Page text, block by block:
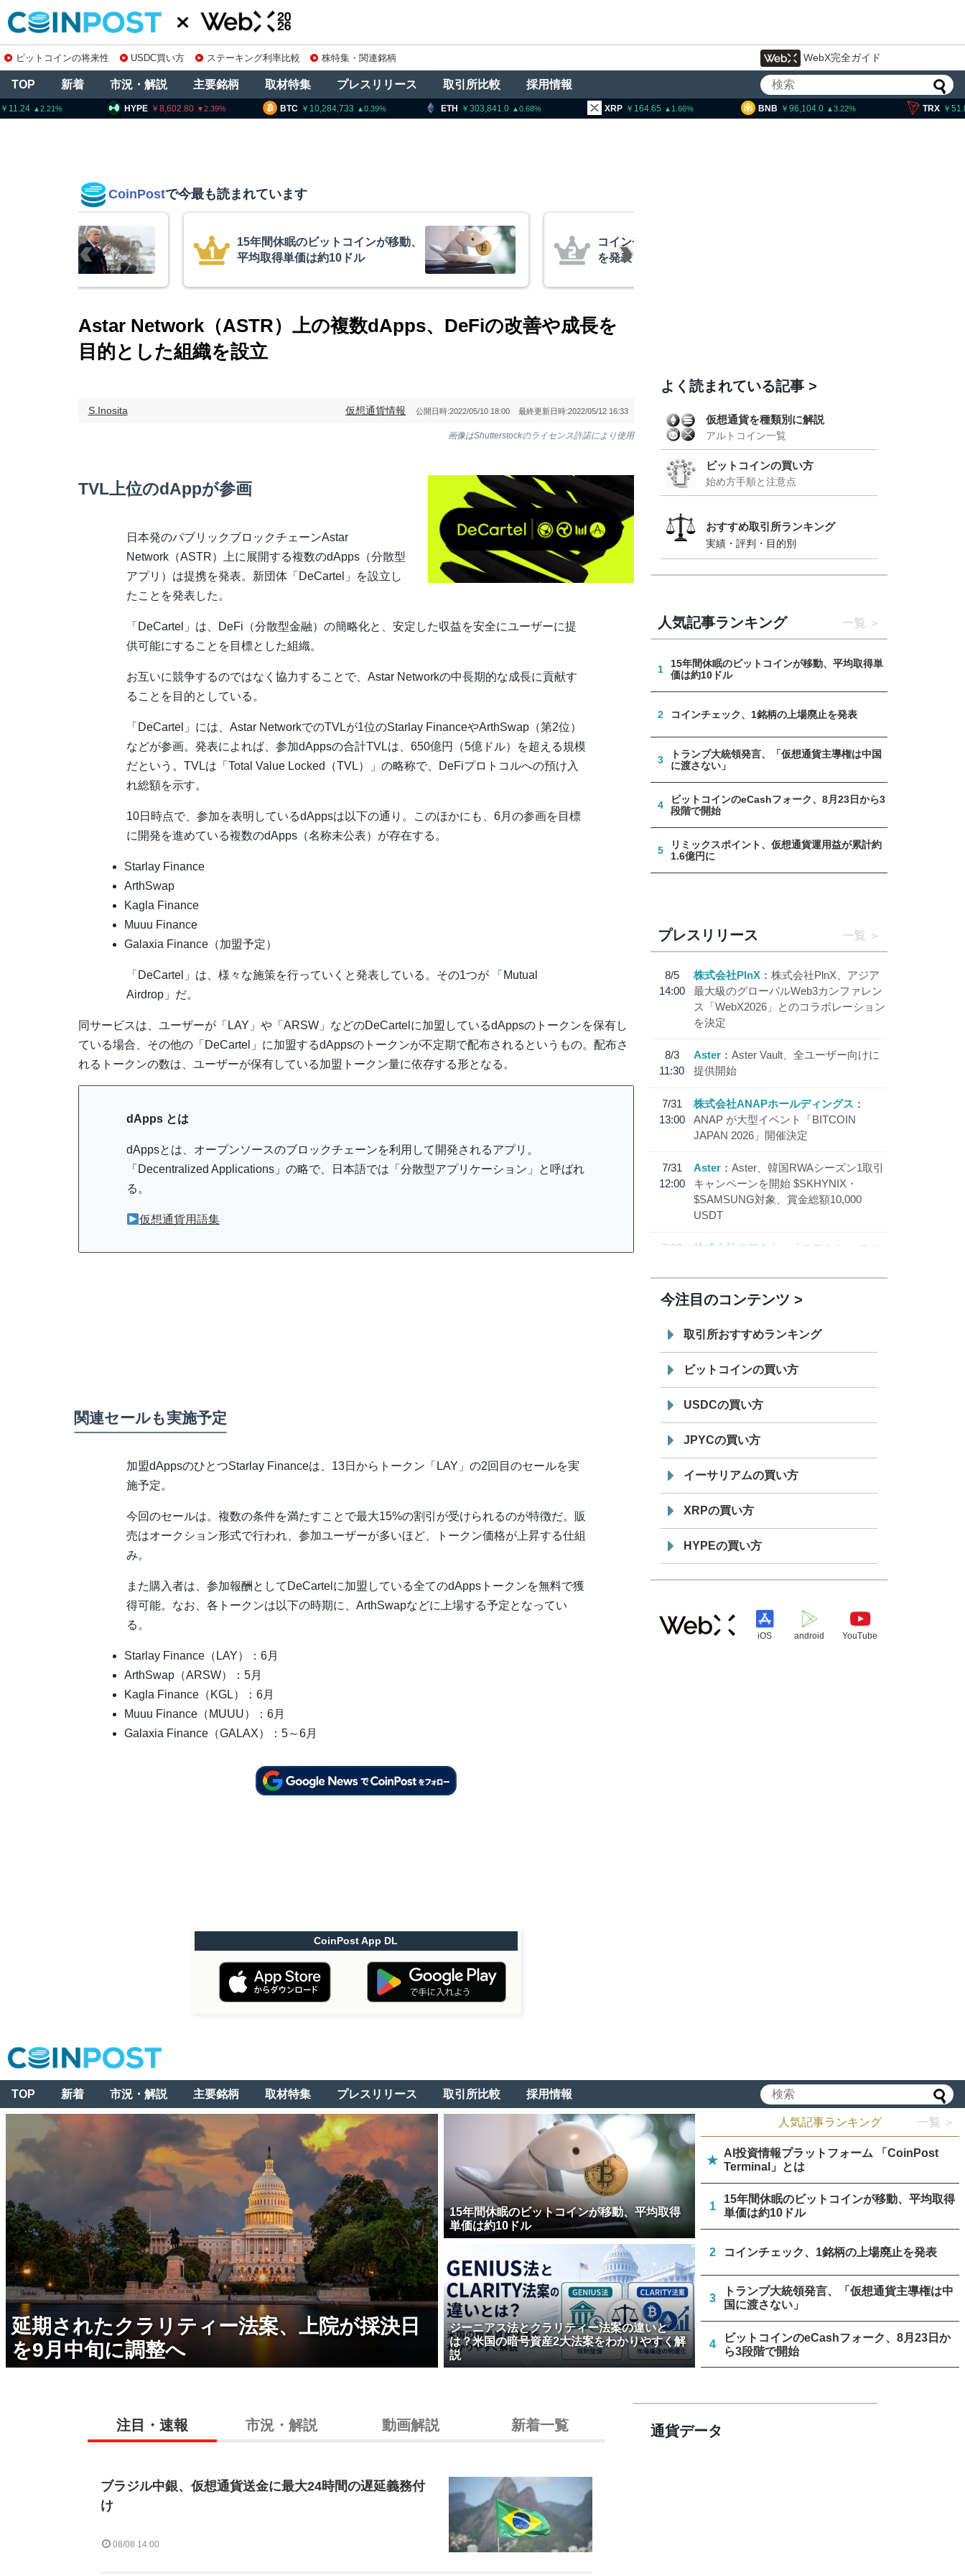
ビットコインの将来性 USDC買い方 ステーキング利率比較 株特集・関連銘柄 WebX完全ガイド
TOP 新着 市況・解説 主要銘柄 取材特集 プレスリリース 取引所比較 採用情報
BTC 10,284,733 0.39 ETH 303,841.0 0.68 XRP 164.65 BNB 96,104.0 3.22 TRX 51.86
HYPE 8,602.80 2.39
CoinPostで今最も読まれています
コインチェック、1銘柄の上場廃止
を発表
トランプ大統領発言、「仮想通貨主
導権は中国に渡さない」
Astar Network（ASTR）上の複数dApps、DeFiの改善や成長を
目的とした組織を設立
S.Inosita 仮想通貨情報 公開日時:2022/05/10 18:00 最終更新日時:2022/05/12 16:33
画像はShutterstockのライセンス許諾により使用
TVL上位のdAppが参画
日本発のパブリックブロックチェーンAstar
Network（ASTR）上に展開する複数のdApps（分散型
アプリ）は提携を発表。新団体「DeCartel」を設立し
たことを発表した。
「DeCartel」は、DeFi（分散型金融）の簡略化と、安定した収益を安全にユーザーに提
供可能にすることを目標とした組織。
お互いに競争するのではなく協力することで、Astar Networkの中長期的な成長に貢献す
ることを目的としている。
「DeCartel」には、Astar NetworkでのTVLが1位のStarlay FinanceやArthSwap（第2位）
などが参画。発表によれば、参加dAppsの合計TVLは、650億円（5億ドル）を超える規模
だという。TVLは「Total Value Locked（TVL）」の略称で、DeFiプロトコルへの預け入
れ総額を示す。
10日時点で、参加を表明しているdAppsは以下の通り。このほかにも、6月の参画を目標
に開発を進めている複数のdApps（名称未公表）が存在する。
Starlay Finance
ArthSwap
Kagla Finance
Muuu Finance
Galaxia Finance（加盟予定）
「DeCartel」は、様々な施策を行っていくと発表している。その1つが 「Mutual
Airdrop」だ。
同サービスは、ユーザーが「LAY」や「ARSW」などのDeCartelに加盟しているdAppsのトークンを保有し
ている場合、その他の「DeCartel」に加盟するdAppsのトークンが不定期で配布されるというもの。配布さ
れるトークンの数は、ユーザーが保有している加盟トークン量に依存する形となる。
dApps とは
dAppsとは、オープンソースのブロックチェーンを利用して開発されるアプリ。
「Decentralized Applications」の略で、日本語では「分散型アプリケーション」と呼ばれ
る。
仮想通貨用語集
関連セールも実施予定
加盟dAppsのひとつStarlay Financeは、13日からトークン「LAY」の2回目のセールを実
施予定。
今回のセールは。複数の条件を満たすことで最大15%の割引が受けられるのが特徴だ。販
売はオークション形式で行われ、参加ユーザーが多いほど、トークン価格が上昇する仕組
み。
また購入者は、参加報酬としてDeCartelに加盟している全てのdAppsトークンを無料で獲
得可能。なお、各トークンは以下の時期に、ArthSwapなどに上場する予定となってい
る。
Starlay Finance（LAY）：6月
ArthSwap（ARSW）：5月
Kagla Finance（KGL）：6月
Muuu Finance（MUUU）：6月
Galaxia Finance（GALAX）：5～6月
CoinPost App DL
よく読まれている記事
仮想通貨を種類別に解説
アルトコイン一覧
ビットコインの買い方
始め方手順と注意点
おすすめ取引所ランキング
実績・評判・目的別
人気記事ランキング 一覧
1
15年間休眠のビットコインが移動、平均取得単
価は約10ドル
2 コインチェック、1銘柄の上場廃止を発表
3
トランプ大統領発言、「仮想通貨主導権は中国
に渡さない」
4
ビットコインのeCashフォーク、8月23日から3
段階で開始
5
リミックスポイント、仮想通貨運用益が累計約
1.6億円に
プレスリリース 一覧
8/5
14:00
株式会社PlnX
株式会社PlnX、アジア
最大級のグローバルWeb3カンファレン
ス「WebX2026」とのコラボレーション
を決定
8/3
11:30
Aster
Aster Vault、全ユーザー向けに
提供開始
7/31
13:00
株式会社ANAPホールディングス
ANAP が大型イベント「BITCOIN
JAPAN 2026」開催決定
7/31
12:00
Aster
Aster、韓国RWAシーズン1取引
キャンペーンを開始 $SKHYNIX・
$SAMSUNG対象、賞金総額10,000
USDT
7/30
株式会社モアクト
「モアクト」 のポ
「 JPYC」を追加
19:30
てステーブルコイン「JPYSC」徹底解
説セミナーを開催
今注目のコンテンツ
取引所おすすめランキング
ビットコインの買い方
USDCの買い方
JPYCの買い方
イーサリアムの買い方
XRPの買い方
HYPEの買い方
iOS android YouTube
TOP 新着 市況・解説 主要銘柄 取材特集 プレスリリース 取引所比較 採用情報
延期されたクラリティー法案、上院が採決日
を9月中旬に調整へ
15年間休眠のビットコインが移動、平均取得
単価は約10ドル
ジーニアス法とクラリティー法案の違いと
は？米国の暗号資産2大法案をわかりやすく解
説
人気記事ランキング 一覧 ＞
★
AI投資情報プラットフォーム 「CoinPost
Terminal」とは
1
15年間休眠のビットコインが移動、平均取得
単価は約10ドル
2 コインチェック、1銘柄の上場廃止を発表
3
トランプ大統領発言、「仮想通貨主導権は中
国に渡さない」
4
ビットコインのeCashフォーク、8月23日か
ら3段階で開始
注目・速報 市況・解説 動画解説 新着一覧
ブラジル中銀、仮想通貨送金に最大24時間の遅延義務付
け
08/08 14:00
通貨データ